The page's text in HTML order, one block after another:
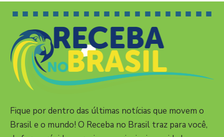
Fique por dentro das últimas notícias que movem o
Brasil e o mundo! O Receba no Brasil traz para você,